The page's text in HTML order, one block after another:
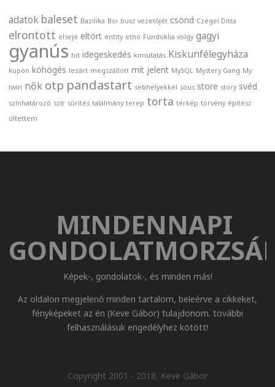
adatok baleset Bazilika Boi busz vezetőjét csönd Czégel Ditta
elrontott elseje eltört entity etno Fundoklia völgy gagyi
gyanús hit idegeskedés kimutatás Kiskunfélegyháza
kupon köhögés lezárt megszállott mit jelent MySQL Mystery Gang My
twin nők otp pandastart sebhelyekkel sous store story svéd
színhatározó szír sűrítés találmány terep torta térkép törvény építész
ültettem
MINDENNAPI
Képek-, gondolatok-, és minden más!
Az oldalon megjelenő minden tartalom, beleérve a cikkeket,
fényképeket az én (Keve Gábor) tulajdonom. további
felhasználásuk engedélyhez kötött!
Copyright 2001 - 2018, Keve Gábor